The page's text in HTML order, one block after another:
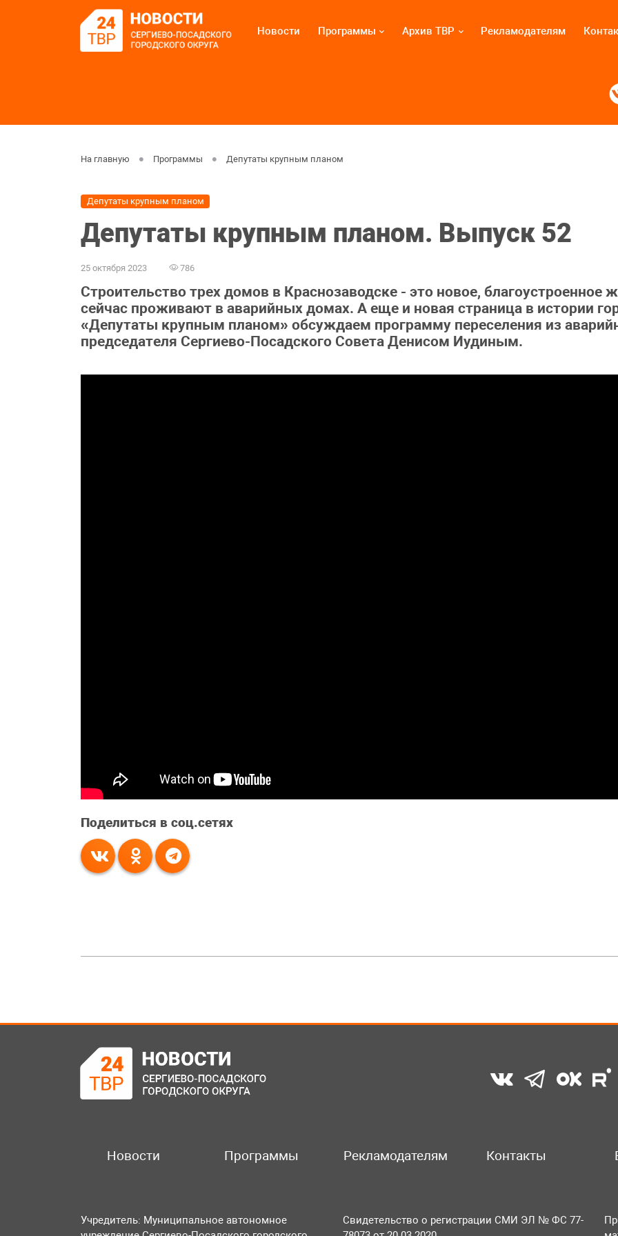
Новости Программы Архив ТВР Рекламодателям
На главную Программы Депутаты крупным планом
Депутаты крупным планом
Депутаты крупным планом. Выпуск 52
25 октября 2023 786
Строительство трех домов в Краснозаводске - это новое, благоустроенное
сейчас проживают в аварийных домах. А еще и новая страница в истории
«Депутаты крупным планом» обсуждаем программу переселения из
председателя Сергиево-Посадского Совета Денисом Иудиным.
Поделиться в соц.сетях
Новости Программы Рекламодателям Контакты
Учредитель: Муниципальное автономное
Свидетельство о регистрации СМИ ЭЛ № ФС 77-